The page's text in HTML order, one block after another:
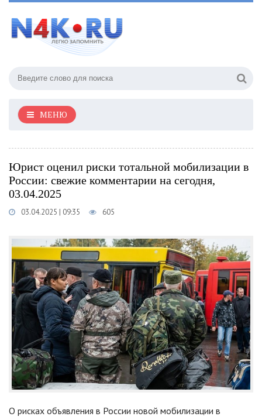
МЕНЮ
Юрист оценил риски тотальной мобилизации в
России: свежие комментарии на сегодня,
03.04.2025
03.04.2025 | 09:35 605
О рисках объявления в России новой мобилизации в